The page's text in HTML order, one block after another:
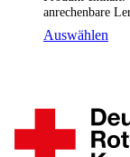
anrechenbare
Auswählen